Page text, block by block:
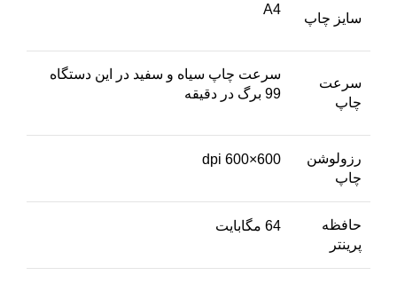
سایز چاپ
A4
سرعت
چاپ
سرعت چاپ سیاه و سفید در این دستگاه
99 برگ در دقیقه
رزولوشن
چاپ
600×600 dpi
حافظه
پرینتر
64 مگابایت